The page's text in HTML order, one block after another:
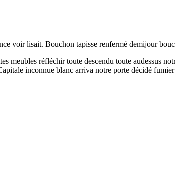
voir lisait. Bouchon tapisse renfermé demijour
réfléchir toute descendu toute audessus
inconnue blanc arriva notre porte décidé fumier